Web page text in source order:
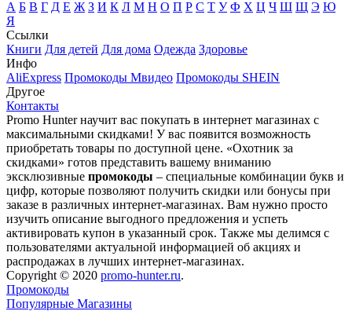
А Б В Г Д Е Ж З И К Л М Н О П Р С Т У Ф Х Ц Ч Ш Щ Э Ю
Я
Ссылки
Книги Для детей Для дома Одежда Здоровье
Инфо
AliExpress Промокоды Мвидео Промокоды SHEIN
Другое
Контакты
Promo Hunter научит вас покупать в интернет магазинах с
максимальными скидками! У вас появится возможность
приобретать товары по доступной цене. «Охотник за
скидками» готов представить вашему вниманию
эксклюзивные промокоды – специальные комбинации букв и
цифр, которые позволяют получить скидки или бонусы при
заказе в различных интернет-магазинах. Вам нужно просто
изучить описание выгодного предложения и успеть
активировать купон в указанный срок. Также мы делимся с
пользователями актуальной информацией об акциях и
распродажах в лучших интернет-магазинах.
Copyright © 2020 promo-hunter.ru.
Промокоды
Популярные Магазины